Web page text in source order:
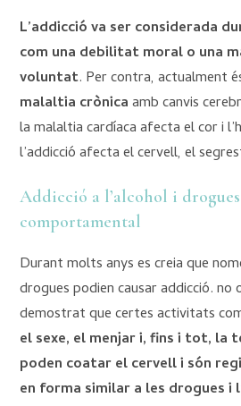
L’addicció va ser considerada
com una debilitat moral o una
voluntat. Per contra, actualment
malaltia crònicaamb canvis
la malaltia cardíaca afecta el cor i
l’addicció afecta el cervell, el
Addicció a l’alcohol i
comportamental
Durant molts anys es creia que
drogues podien causar addicció. no
demostrat que certes activitats
el sexe, el menjar i, fins i tot, la
poden coatar el cervell i són
en forma similar a les drogues i